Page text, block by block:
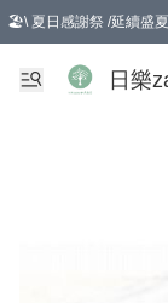
🏖️\ 夏日感謝祭 /延續盛
選擇GoGoX住宅/工商
日樂